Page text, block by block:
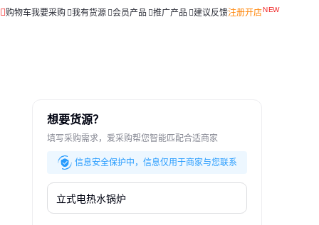
购物车我要采购 我有货源 会员产品 推广产品 建议反馈注册开店
想要货源？
填写采购需求，爱采购帮您智能匹配合适商家
信息安全保护中，信息仅用于商家与您联系